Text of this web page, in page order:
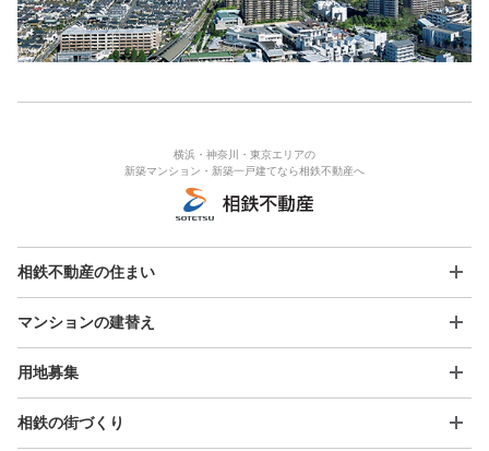
横浜・神奈川・東京エリアの
新築マンション・新築一戸建てなら相鉄不動産へ
相鉄不動産の住まい
マンションの建替え
用地募集
相鉄の街づくり